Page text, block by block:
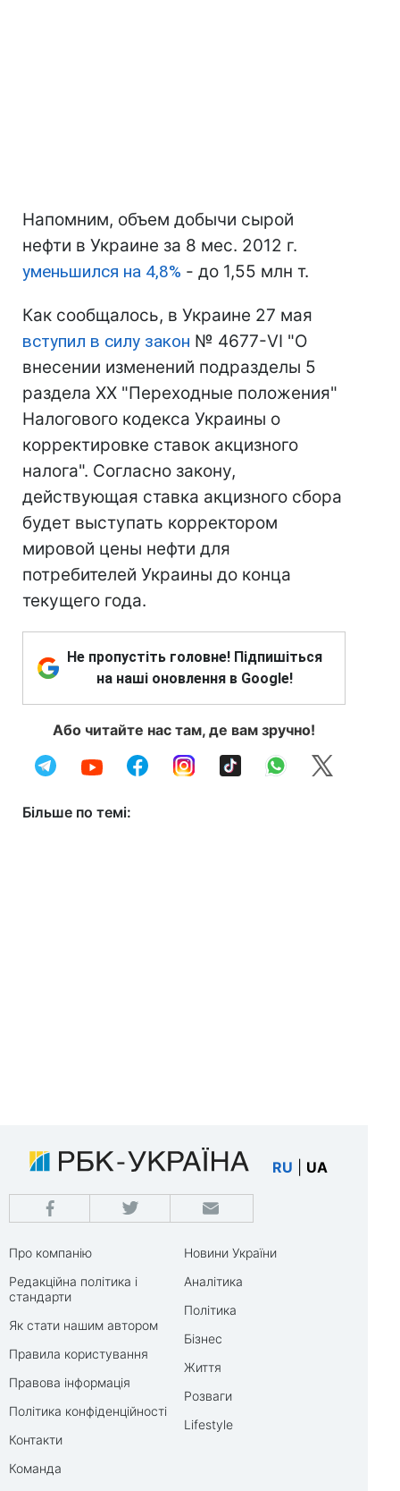
Напомним, объем добычи сырой
нефти в Украине за 8 мес. 2012 г.
уменьшился на 4,8% - до 1,55 млн т.
Как сообщалось, в Украине 27 мая
вступил в силу закон № 4677-VI "О
внесении изменений подразделы 5
раздела ХХ "Переходные положения"
Налогового кодекса Украины о
корректировке ставок акцизного
налога". Согласно закону,
действующая ставка акцизного сбора
будет выступать корректором
мировой цены нефти для
потребителей Украины до конца
текущего года.
Не пропустіть головне! Підпишіться
на наші оновлення в Google!
Або читайте нас там, де вам зручно!
Більше по темі:
RU UA
Про компанію
Редакційна політика і
стандарти
Як стати нашим автором
Правила користування
Правова інформація
Політика конфіденційності
Контакти
Команда
Новини України
Аналітика
Політика
Бізнес
Життя
Розваги
Lifestyle